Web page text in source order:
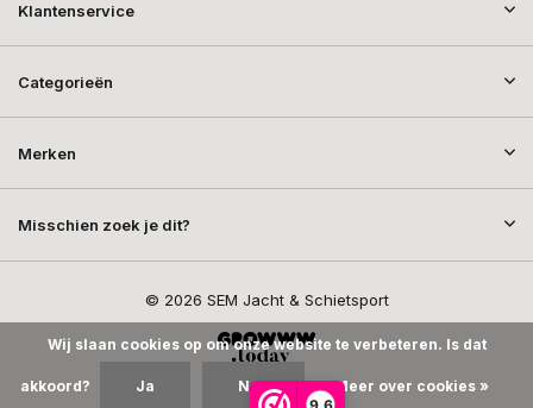
9,6
Klantenservice
Categorieën
Merken
Misschien zoek je dit?
© 2026 SEM Jacht & Schietsport
Wij slaan cookies op om onze website te verbeteren. Is dat
akkoord? Ja Nee Meer over cookies »